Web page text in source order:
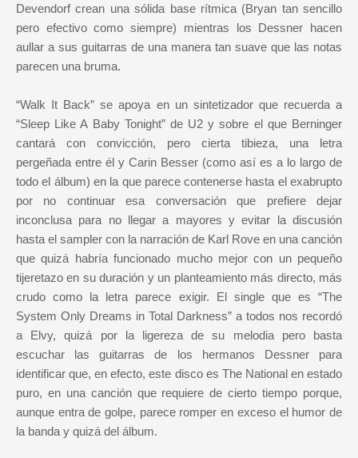
Devendorf crean una sólida base rítmica (Bryan tan sencillo
pero efectivo como siempre) mientras los Dessner hacen
aullar a sus guitarras de una manera tan suave que las notas
parecen una bruma.
“Walk It Back” se apoya en un sintetizador que recuerda a
“Sleep Like A Baby Tonight” de U2 y sobre el que Berninger
cantará con convicción, pero cierta tibieza, una letra
pergeñada entre él y Carin Besser (como así es a lo largo de
todo el álbum) en la que parece contenerse hasta el exabrupto
por no continuar esa conversación que prefiere dejar
inconclusa para no llegar a mayores y evitar la discusión
hasta el sampler con la narración de Karl Rove en una canción
que quizá habría funcionado mucho mejor con un pequeño
tijeretazo en su duración y un planteamiento más directo, más
crudo como la letra parece exigir. El single que es “The
System Only Dreams in Total Darkness” a todos nos recordó
a Elvy, quizá por la ligereza de su melodia pero basta
escuchar las guitarras de los hermanos Dessner para
identificar que, en efecto, este disco es The National en estado
puro, en una canción que requiere de cierto tiempo porque,
aunque entra de golpe, parece romper en exceso el humor de
la banda y quizá del álbum.